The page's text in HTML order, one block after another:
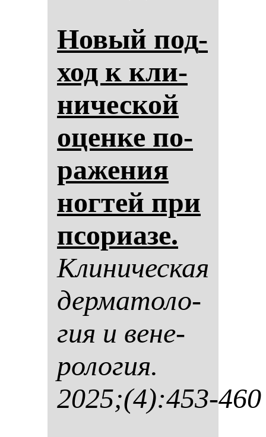
Но­вый под­
ход к кли­
ни­чес­кой
оцен­ке по­
ра­же­ния
ног­тей при
псо­ри­азе.
Кли­ни­чес­кая
дер­ма­то­ло­
гия и ве­не­
ро­ло­гия.
2025;(4):453-460